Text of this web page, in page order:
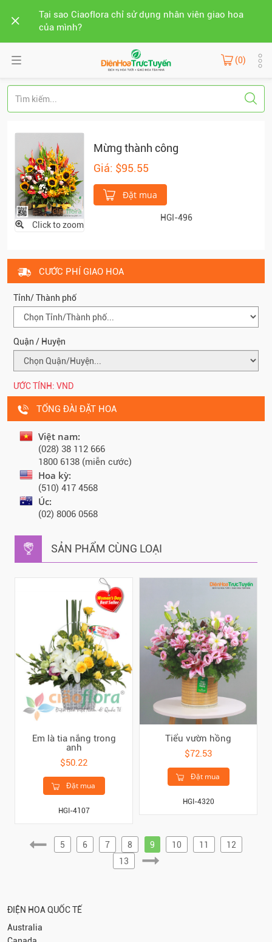
Tại sao Ciaoflora chỉ sử dụng nhân viên giao hoa
của mình?
(0)
Click to zoom
Mừng thành công
Giá: $95.55
Đặt mua
HGI-496
CƯỚC PHÍ GIAO HOA
Tỉnh/ Thành phố
Quận / Huyện
ƯỚC TÍNH: VND
TỔNG ĐÀI ĐẶT HOA
Việt nam:
(028) 38 112 666
1800 6138 (miễn cước)
Hoa kỳ:
(510) 417 4568
Úc:
(02) 8006 0568
SẢN PHẨM CÙNG LOẠI
Em là tia nắng trong
anh
$50.22
Đặt mua
HGI-4107
Tiểu vườn hồng
$72.53
Đặt mua
HGI-4320
5 6 7 8 9 10 11
12
13
ĐIỆN HOA QUỐC TẾ
Australia